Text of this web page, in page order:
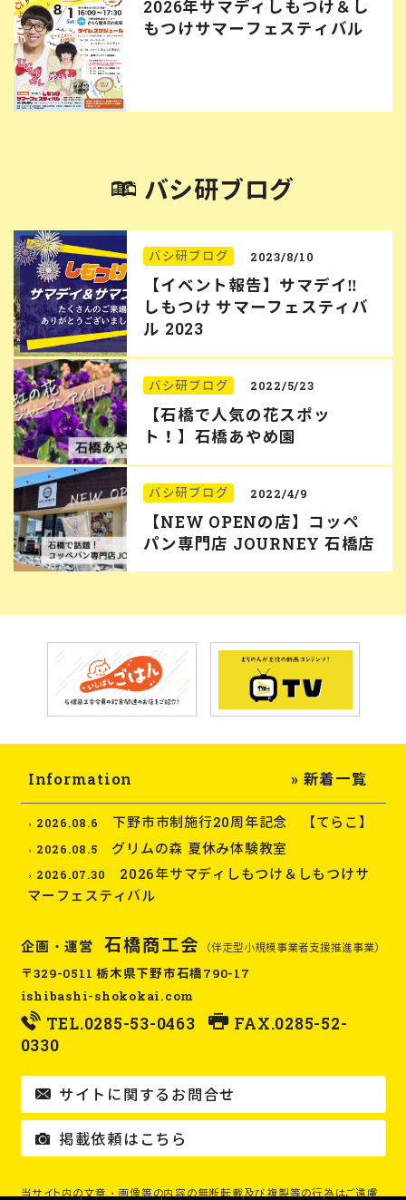
2026年サマディしもつけ＆し
もつけサマーフェスティバル
バシ研ブログ
バシ研ブログ 2023/8/10
【イベント報告】サマデイ‼︎
しもつけ サマーフェスティバ
ル 2023
バシ研ブログ 2022/5/23
【石橋で人気の花スポッ
ト！】石橋あやめ園
バシ研ブログ 2022/4/9
【NEW OPENの店】コッペ
パン専門店 JOURNEY 石橋店
Information » 新着一覧
2026.08.6 下野市市制施行20周年記念 【てらこ】
2026.08.5 グリムの森 夏休み体験教室
2026.07.30
2026年サマディしもつけ＆しもつけサ
マーフェスティバル
企画・運営 石橋商工会 （伴走型小規模事業者支援推進事業）
〒329-0511 栃木県下野市石橋790-17
ishibashi-shokokai.com
TEL.0285-53-0463
FAX.0285-52-
0330
サイトに関するお問合せ
掲載依頼はこちら
当サイト内の文章・画像等の内容の無断転載及び複製等の行為はご遠慮